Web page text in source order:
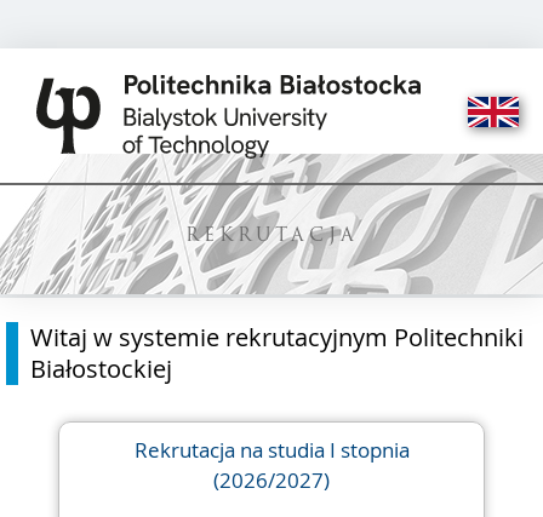
REKRUTACJA
Witaj w systemie rekrutacyjnym Politechniki
Białostockiej
Rekrutacja na studia I stopnia
(2026/2027)